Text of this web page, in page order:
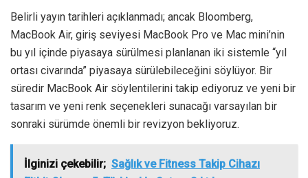
Belirli yayın tarihleri ​​açıklanmadı; ancak Bloomberg,
MacBook Air, giriş seviyesi MacBook Pro ve Mac mini’nin
bu yıl içinde piyasaya sürülmesi planlanan iki sistemle “yıl
ortası civarında” piyasaya sürülebileceğini söylüyor. Bir
süredir MacBook Air söylentilerini takip ediyoruz ve yeni bir
tasarım ve yeni renk seçenekleri sunacağı varsayılan bir
sonraki sürümde önemli bir revizyon bekliyoruz.
İlginizi çekebilir; Sağlık ve Fitness Takip Cihazı